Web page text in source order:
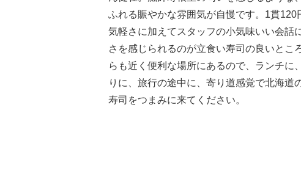
ふれる賑やかな雰囲気が自慢です。1貫120
気軽さに加えてスタッフの小気味いい会話
さを感じられるのが立食い寿司の良いとこ
らも近く便利な場所にあるので、ランチに
りに、旅行の途中に、寄り道感覚で北海道
寿司をつまみに来てください。